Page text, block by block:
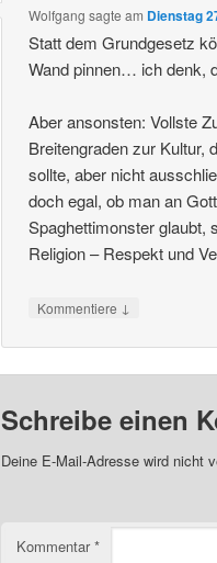
Wolfgang sagte am Dienstag
Statt dem Grundgesetz
Wand pinnen… ich denk,
Aber ansonsten: Vollste
Breitengraden zur Kultur,
sollte, aber nicht
doch egal, ob man an
Spaghettimonster glaubt,
Religion – Respekt und
Kommentiere ↓
Schreibe einen
Deine E-Mail-Adresse wird nicht
Kommentar*